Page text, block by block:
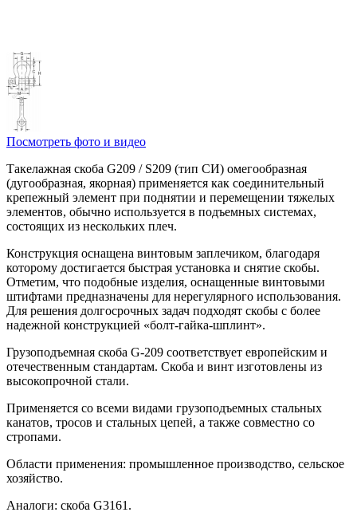
Посмотреть фото и видео
Такелажная скоба G209 / S209 (тип СИ) омегообразная
(дугообразная, якорная) применяется как соединительный
крепежный элемент при поднятии и перемещении тяжелых
элементов, обычно используется в подъемных системах,
состоящих из нескольких плеч.
Конструкция оснащена винтовым заплечиком, благодаря
которому достигается быстрая установка и снятие скобы.
Отметим, что подобные изделия, оснащенные винтовыми
штифтами предназначены для нерегулярного использования.
Для решения долгосрочных задач подходят скобы с более
надежной конструкцией «болт-гайка-шплинт».
Грузоподъемная скоба G-209 соответствует европейским и
отечественным стандартам. Скоба и винт изготовлены из
высокопрочной стали.
Применяется со всеми видами грузоподъемных стальных
канатов, тросов и стальных цепей, а также совместно со
стропами.
Области применения: промышленное производство, сельское
хозяйство.
Аналоги: скоба G3161.